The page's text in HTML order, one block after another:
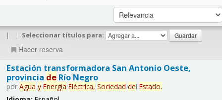
| | Seleccionar títulos para:
Hacer reserva
Estación transformadora San Antonio Oeste,
provincia deRío Negro
por Agua y Energía Eléctrica, Sociedad del Estado.